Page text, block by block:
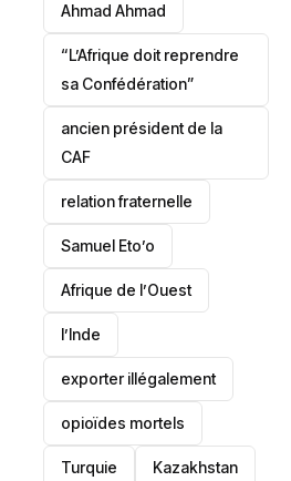
‎Ahmad Ahmad
“L’Afrique doit reprendre
sa Confédération”
ancien président de la
CAF
relation fraternelle
Samuel Eto’o
Afrique de l’Ouest
l’Inde
exporter illégalement
opioïdes mortels
‎Turquie Kazakhstan